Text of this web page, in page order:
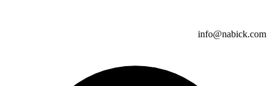
info@nabick.com